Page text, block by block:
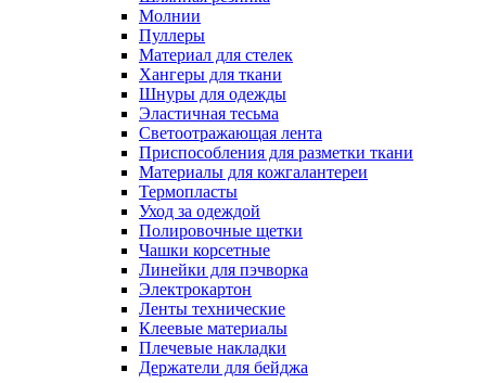
Молнии
Пуллеры
Материал для стелек
Хангеры для ткани
Шнуры для одежды
Эластичная тесьма
Светоотражающая лента
Приспособления для разметки ткани
Материалы для кожгалантереи
Термопласты
Уход за одеждой
Полировочные щетки
Чашки корсетные
Линейки для пэчворка
Электрокартон
Ленты технические
Клеевые материалы
Плечевые накладки
Держатели для бейджа